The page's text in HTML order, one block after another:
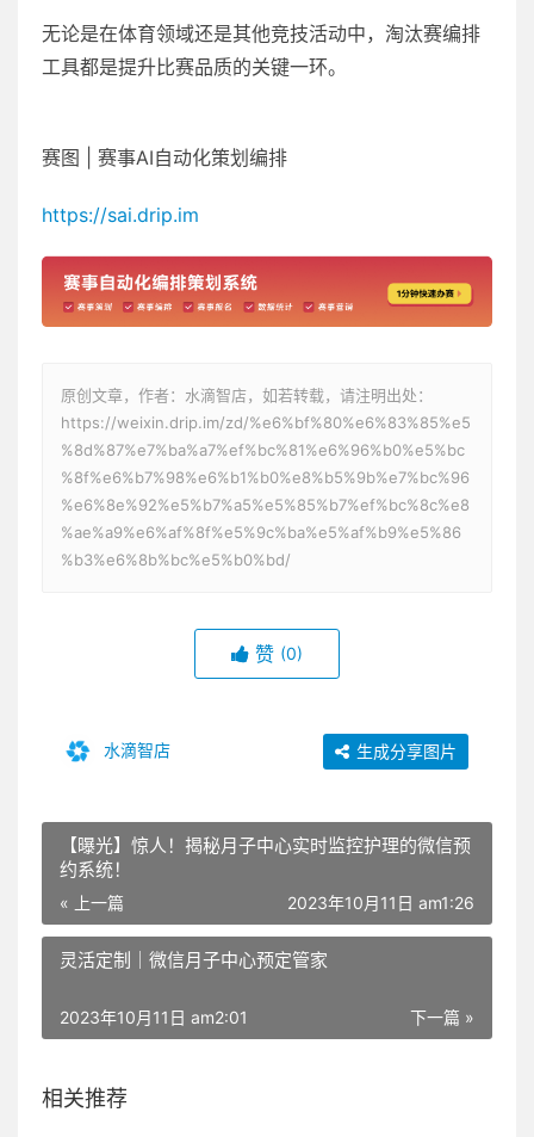
无论是在体育领域还是其他竞技活动中，淘汰赛编排
工具都是提升比赛品质的关键一环。
赛图 | 赛事AI自动化策划编排
https://sai.drip.im
原创文章，作者：水滴智店，如若转载，请注明出处：
https://weixin.drip.im/zd/%e6%bf%80%e6%83%85%e5
%8d%87%e7%ba%a7%ef%bc%81%e6%96%b0%e5%bc
%8f%e6%b7%98%e6%b1%b0%e8%b5%9b%e7%bc%96
%e6%8e%92%e5%b7%a5%e5%85%b7%ef%bc%8c%e8
%ae%a9%e6%af%8f%e5%9c%ba%e5%af%b9%e5%86
%b3%e6%8b%bc%e5%b0%bd/
赞 (0)
水滴智店 生成分享图片
【曝光】惊人！揭秘月子中心实时监控护理的微信预
约系统！
« 上一篇 2023年10月11日 am1:26
灵活定制｜微信月子中心预定管家
下一篇 »
2023年10月11日 am2:01
相关推荐